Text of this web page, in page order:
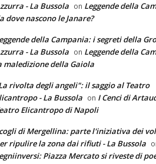
- La Bussola on Leggende della
dove nascono le Janare?
della Campania: i segreti della
- La Bussola on Leggende della
maledizione della Gaiola
rivolta degli angeli": il saggio al Teatro
- La Bussola on I Cenci di
Elicantropo di Napoli
di Mergellina: parte l'iniziativa dei
ripulire la zona dai rifiuti - La Bussola
Piazza Mercato si riveste di